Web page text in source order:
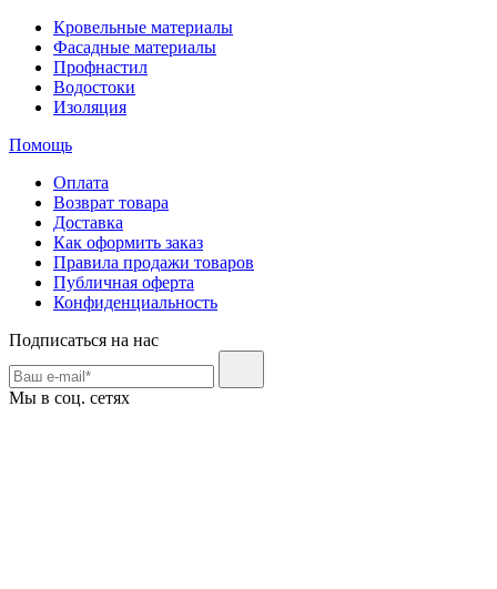
Кровельные материалы
Фасадные материалы
Профнастил
Водостоки
Изоляция
Помощь
Оплата
Возврат товара
Доставка
Как оформить заказ
Правила продажи товаров
Публичная оферта
Конфиденциальность
Подписаться на нас
Мы в соц. сетях